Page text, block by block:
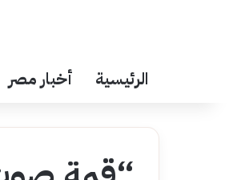
الرئيسية أخبار مصر